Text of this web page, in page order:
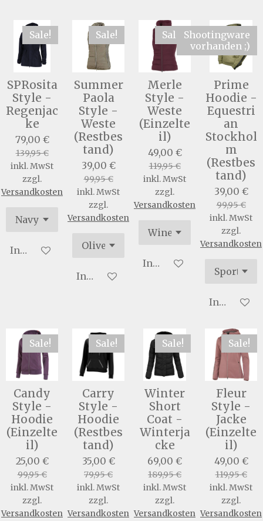
Sale!
SPRosita
Style -
Regenjac
ke
79,00 €
139,95 €
inkl. MwSt
zzgl.
Versandkosten
In den Warenkorb
Sale!
Summer
Paola
Style -
Weste
(Restbes
tand)
39,00 €
99,95 €
inkl. MwSt
zzgl.
Versandkosten
In den Warenkorb
Sale!
Merle
Style -
Weste
(Einzelte
il)
49,00 €
119,95 €
inkl. MwSt
zzgl.
Versandkosten
In den Warenkorb
Shootingware
vorhanden ;)
Prime
Hoodie -
Equestri
an
Stockhol
m
(Restbes
tand)
39,00 €
99,95 €
inkl. MwSt
zzgl.
Versandkosten
In den
Sale!
Candy
Style -
Hoodie
(Einzelte
il)
25,00 €
99,95 €
inkl. MwSt
zzgl.
Versandkosten
Sale!
Carry
Style -
Hoodie
(Restbes
tand)
35,00 €
79,95 €
inkl. MwSt
zzgl.
Versandkosten
Sale!
Winter
Short
Coat -
Winterja
cke
69,00 €
189,95 €
inkl. MwSt
zzgl.
Versandkosten
Sale!
Fleur
Style -
Jacke
(Einzelte
il)
49,00 €
119,95 €
inkl. MwSt
zzgl.
Versandkosten